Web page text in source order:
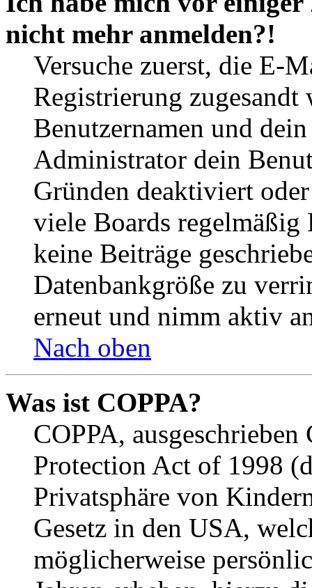
nicht mehr anmelden?!
Versuche zuerst, die E-
Registrierung
Benutzernamen und
Administrator dein
Gründen deaktiviert
viele Boards
keine Beiträge
Datenbankgröße zu
erneut und nimm aktiv
Nach oben
Was ist COPPA?
COPPA,
Protection Act of 1998
Privatsphäre von
Gesetz in den USA,
möglicherweise